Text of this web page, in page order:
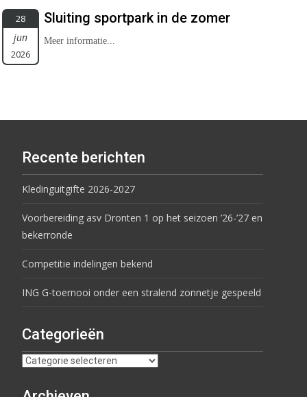
28
jun
2026
Sluiting sportpark in de zomer
Meer informatie...
Recente berichten
Kledinguitgifte 2026-2027
Voorbereiding asv Dronten 1 op het seizoen ’26-’27 en
bekerronde
Competitie indelingen bekend
ING G-toernooi onder een stralend zonnetje gespeeld
Categorieën